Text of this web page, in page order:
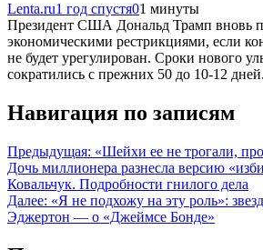
Lenta.ru1 год спустя01 минуты
Президент США Дональд Трамп вновь
экономическими рестрикциями, если
не будет урегулирован. Сроки нового
сократились с прежних 50 до 10-12 дней.
Навигация по записям
Предыдущая: «Шейхи ее не трогали,
Дочь миллионера разнесла версию
Ковальчук. Подробности гнилого дела
Далее: «Я не подхожу на эту роль»:
Эджертон — о «Джеймсе Бонде»